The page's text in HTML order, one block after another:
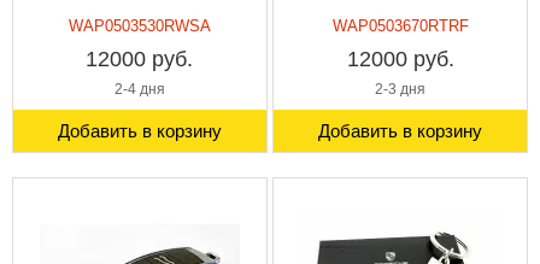
WAP0503530RWSA
12000 руб.
2-4 дня
Добавить в корзину
WAP0503670RTRF
12000 руб.
2-3 дня
Добавить в корзину